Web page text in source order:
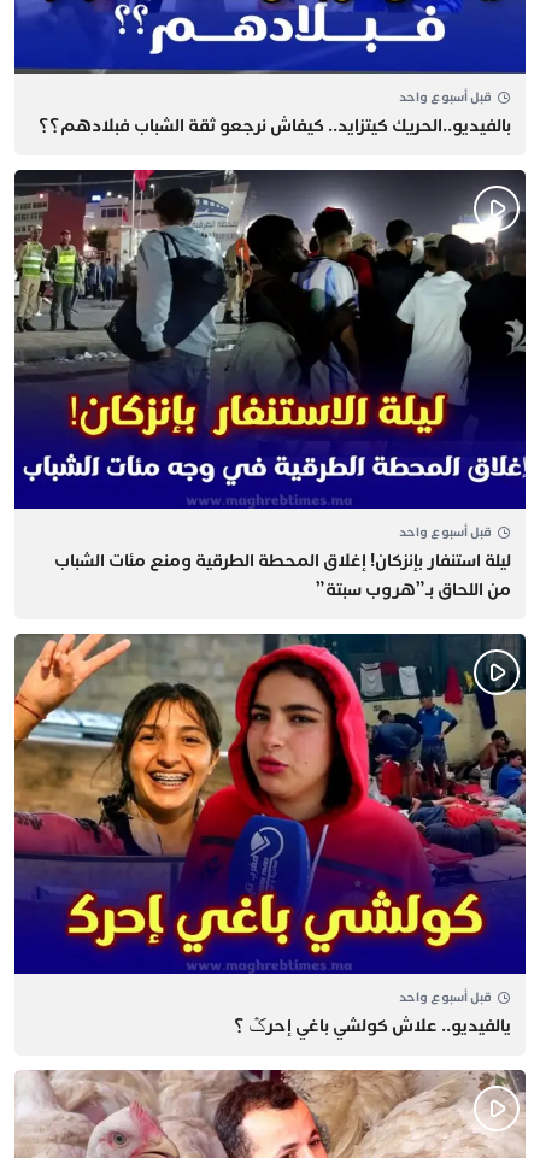
قبل أسبوع واحد
بالفيديو..الحريك كيتزايد.. كيفاش نرجعو ثقة الشباب فبلادهم؟؟
قبل أسبوع واحد
​ليلة استنفار بإنزكان! إغلاق المحطة الطرقية ومنع مئات الشباب
من اللحاق بـ”هروب سبتة”
قبل أسبوع واحد
يالفيديو.. علاش كولشي باغي إحرݣ ؟